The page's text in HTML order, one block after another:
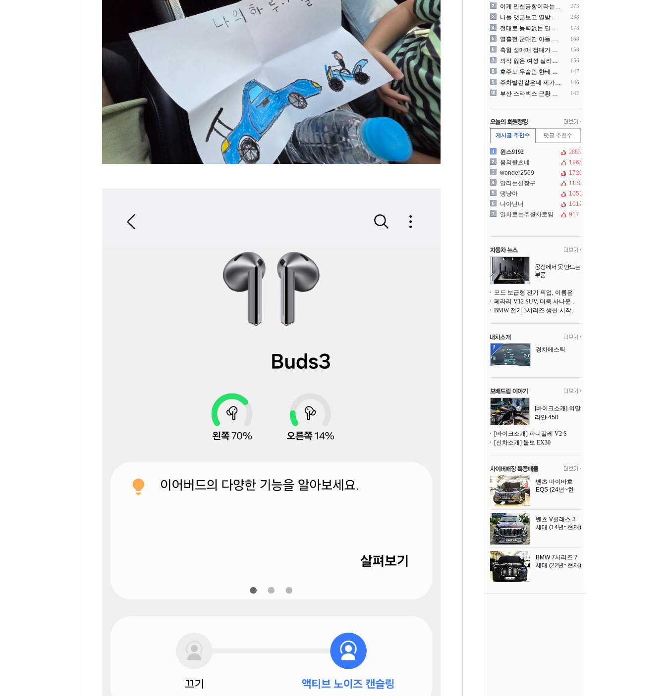
이게 인천공항이라는게 믿겨지.. 273
니들 댓글보고 열받아서 집구.. 238
절대로 능력없는 딜러를 쓰지.. 178
열흘전 군대간 아들 소포(가.. 168
축협 성매매 접대가 더 충격.. 158
의식 잃은 여성 살리려다 성.. 156
호주도 무슬림 한테 점령 당.. 147
주차빌런같은데 제가 잘못한건.. 146
부산 스타벅스 근황 ㅎㄷㄷ 142
게시글 추천수 댓글 추천수
윈스9192
2883
봄의왈츠네
1965
wonder2569
1720
달리는신짱구
1130
댕냥아
1051
나아닌너
1012
일차로는추월차로임
917
공장에서 못 만드는
부품
어낸다
페라리 V12 SUV, 더욱 사나운 얼굴로 돌아온다
경차에스틱
[바이크소개] 히말
라얀 450
[바이크소개] 파니갈레 V2 S
[신차소개] 볼보 EX30
벤츠 마이바흐
EQS (24년~현
벤츠 V클래스 3
세대 (14년~현재)
BMW 7시리즈 7
세대 (22년~현재)